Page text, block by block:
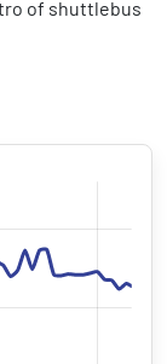
of shuttlebus